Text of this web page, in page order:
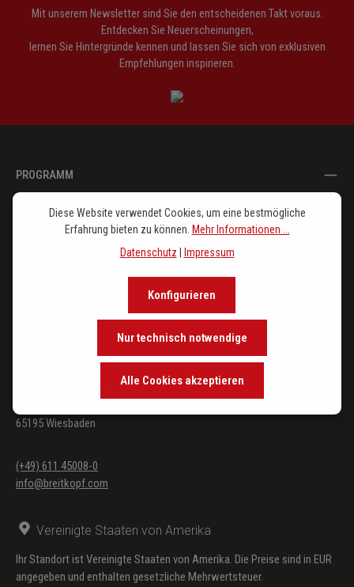
Mit unserem Newsletter sind Sie den entscheidenen Takt voraus.
Entdecken Sie Neuerscheinungen,
lernen Sie Hintergründe kennen und lassen Sie sich von exklusiven
Empfehlungen inspirieren.
PROGRAMM
IM FOKUS
65195 Wiesbaden
(+49) 611 45008-0
info@breitkopf.com
Vereinigte Staaten von Amerika
Ihr Standort ist Vereinigte Staaten von Amerika. Die Preise sind in EUR
angegeben und enthalten gesetzliche Mehrwertsteuer.
Diese Website verwendet Cookies, um eine bestmögliche
Erfahrung bieten zu können. Mehr Informationen ...
Datenschutz
Impressum
Nur technisch notwendige
Konfigurieren
Alle Cookies akzeptieren